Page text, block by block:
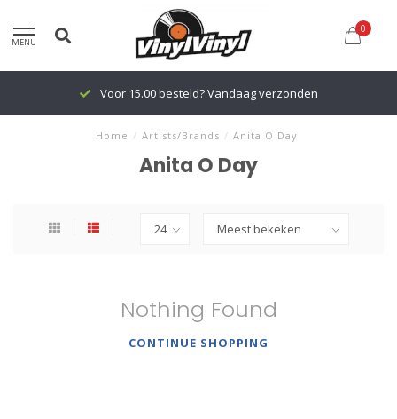
MENU
0
Voor 15.00 besteld? Vandaag verzonden
Home / Artists/Brands / Anita O Day
Anita O Day
Nothing Found
CONTINUE SHOPPING